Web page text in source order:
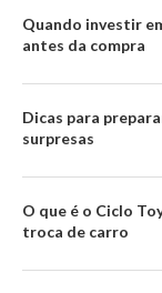
Quando investir
antes da compra
Dicas para
surpresas
O que é o Ciclo
troca de carro